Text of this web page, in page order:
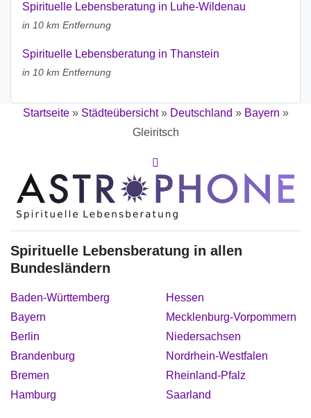
Spirituelle Lebensberatung in Luhe-Wildenau
in 10 km Entfernung
Spirituelle Lebensberatung in Thanstein
in 10 km Entfernung
Startseite» Städteübersicht» Deutschland » Bayern »
Gleiritsch
Spirituelle Lebensberatung in allen
Bundesländern
Baden-Württemberg
Bayern
Berlin
Brandenburg
Bremen
Hamburg
Hessen
Mecklenburg-Vorpommern
Niedersachsen
Nordrhein-Westfalen
Rheinland-Pfalz
Saarland